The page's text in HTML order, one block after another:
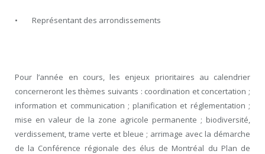
• Représentant des arrondissements
Pour l’année en cours, les enjeux prioritaires au calendrier
concerneront les thèmes suivants : coordination et concertation ;
information et communication ; planification et réglementation ;
mise en valeur de la zone agricole permanente ; biodiversité,
verdissement, trame verte et bleue ; arrimage avec la démarche
de la Conférence régionale des élus de Montréal du Plan de